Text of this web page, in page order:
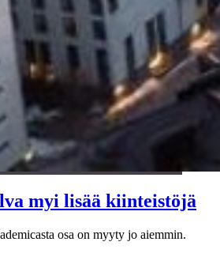
myi lisää kiinteistöjä
osa on myyty jo aiemmin.